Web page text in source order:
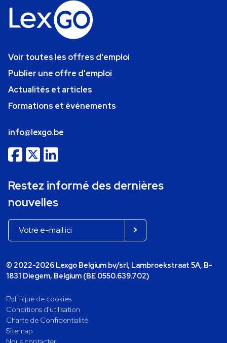
Voir toutes les offres d'emploi
Publier une offre d'emploi
Actualités et articles
Formations et événements
info@lexgo.be
Restez informé des dernières
nouvelles
© 2022-2026 Lexgo Belgium bv/srl, Lambroekstraat 5A, B-
1831 Diegem, Belgium (BE 0550.639.702)
Politique de cookies
Conditions d'utilisation
Charte de Confidentialité
Sitemap